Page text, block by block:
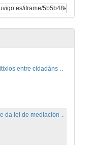
A medición nos litixios entre cidadáns e administracións públicas